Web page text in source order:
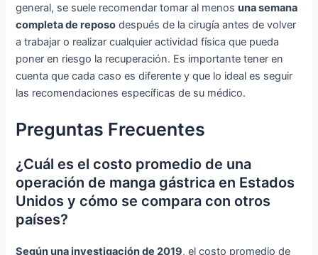
general, se suele recomendar tomar al menosuna semana
completa de reposo después de la cirugía antes de volver
a trabajar o realizar cualquier actividad física que pueda
poner en riesgo la recuperación. Es importante tener en
cuenta que cada caso es diferente y que lo ideal es seguir
las recomendaciones específicas de su médico.
Preguntas Frecuentes
¿Cuál es el costo promedio de una
operación de manga gástrica en Estados
Unidos y cómo se compara con otros
países?
Según una investigación de 2019, el costo promedio de